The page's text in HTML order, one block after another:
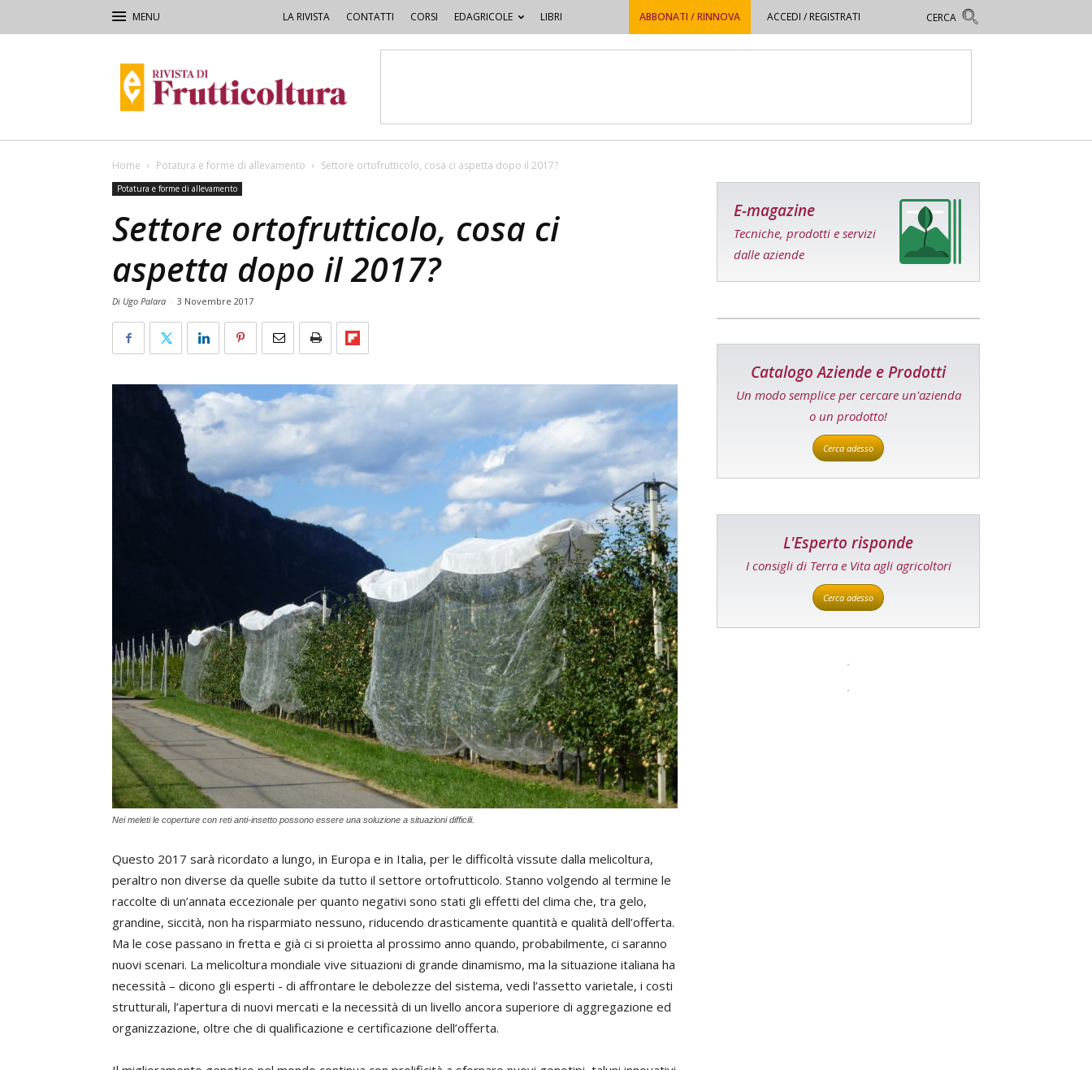
LA RIVISTA CONTATTI CORSI EDAGRICOLE LIBRI ABBONATI / RINNOVA ACCEDI / REGISTRATI
di
Frutticoltura
Home Potatura e forme di allevamento Settore ortofrutticolo, cosa ci aspetta dopo il 2017?
Potatura e forme di allevamento
Settore ortofrutticolo, cosa ci
aspetta dopo il 2017?
Di Ugo Palara - 3 Novembre 2017
Nei meleti le coperture con reti anti-insetto possono essere una soluzione a situazioni difficili.
Questo 2017 sarà ricordato a lungo, in Europa e in Italia, per le difficoltà vissute dalla melicoltura,
peraltro non diverse da quelle subite da tutto il settore ortofrutticolo. Stanno volgendo al termine le
raccolte di un’annata eccezionale per quanto negativi sono stati gli effetti del clima che, tra gelo,
grandine, siccità, non ha risparmiato nessuno, riducendo drasticamente quantità e qualità dell’offerta.
Ma le cose passano in fretta e già ci si proietta al prossimo anno quando, probabilmente, ci saranno
nuovi scenari. La melicoltura mondiale vive situazioni di grande dinamismo, ma la situazione italiana ha
necessità – dicono gli esperti - di affrontare le debolezze del sistema, vedi l’assetto varietale, i costi
strutturali, l’apertura di nuovi mercati e la necessità di un livello ancora superiore di aggregazione ed
organizzazione, oltre che di qualificazione e certificazione dell’offerta.
E-magazine
Tecniche, prodotti e servizi
dalle aziende
Catalogo Aziende e Prodotti
Un modo semplice per cercare un'azienda
o un prodotto!
Cerca adesso
L'Esperto risponde
I consigli di Terra e Vita agli agricoltori
Cerca adesso